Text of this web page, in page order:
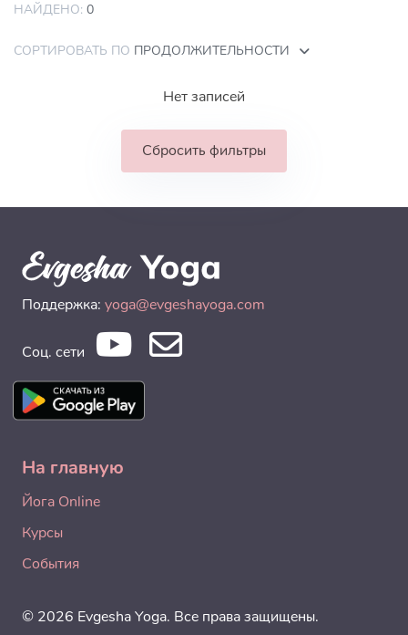
НАЙДЕНО: 0
СОРТИРОВАТЬ ПО ПРОДОЛЖИТЕЛЬНОСТИ
Нет записей
Сбросить фильтры
Поддержка: yoga@evgeshayoga.com
Соц. сети
На главную
Йога Online
Курсы
События
© 2026 Evgesha Yoga. Все права защищены.